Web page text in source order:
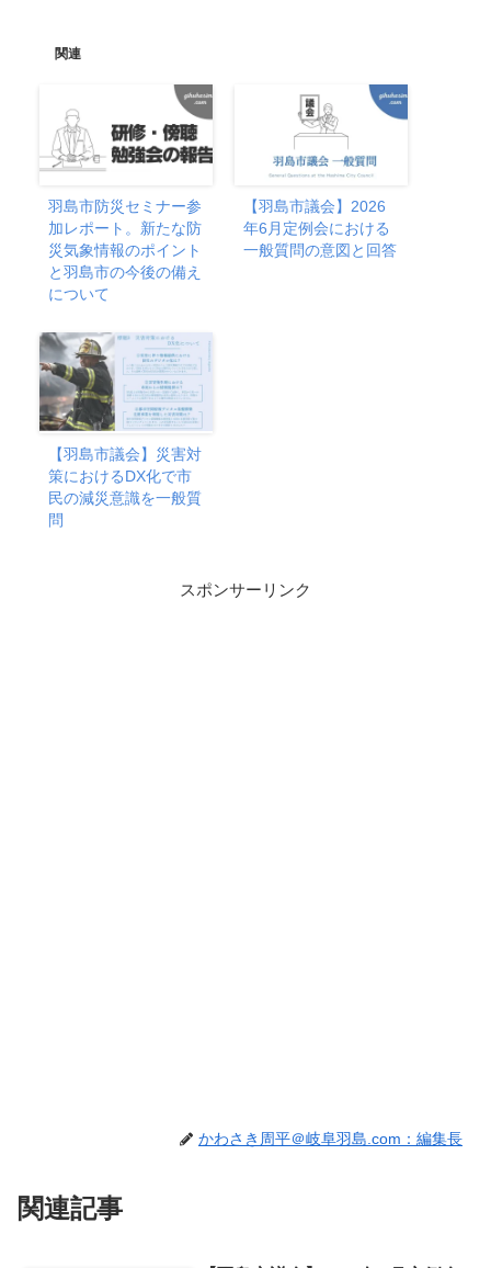
関連
羽島市防災セミナー参
加レポート。新たな防
災気象情報のポイント
と羽島市の今後の備え
について
【羽島市議会】2026
年6月定例会における
一般質問の意図と回答
【羽島市議会】災害対
策におけるDX化で市
民の減災意識を一般質
問
スポンサーリンク
かわさき周平＠岐阜羽島.com：編集長
関連記事